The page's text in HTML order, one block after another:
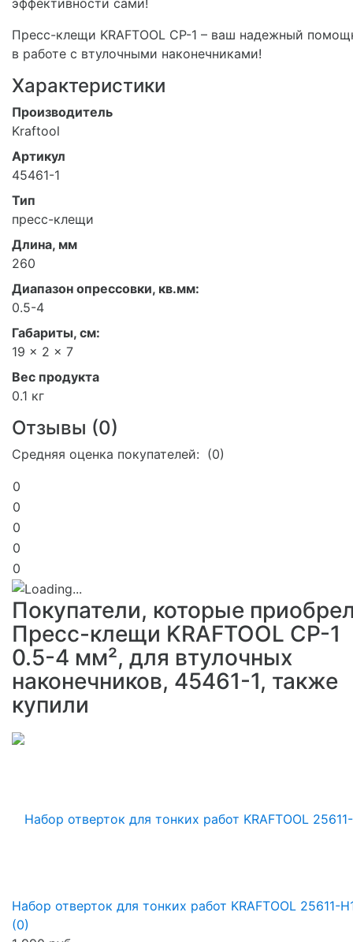
Пресс-клещи KRAFTOOL CP-1 – ваш надежный
в работе с втулочными наконечниками!
Характеристики
Производитель
Kraftool
Артикул
45461-1
Тип
пресс-клещи
Длина, мм
260
Диапазон опрессовки, кв.мм:
0.5-4
Габариты, см:
19 x 2 x 7
Вес продукта
0.1 кг
Отзывы (0)
Средняя оценка покупателей: (0)
0
0
0
0
0
Покупатели, которые
Пресс-клещи KRAFTOOL CP-1
0.5-4 мм², для втулочных
наконечников, 45461-1, также
купили
Набор отверток для тонких работ KRAFTOOL 25611-
(0)